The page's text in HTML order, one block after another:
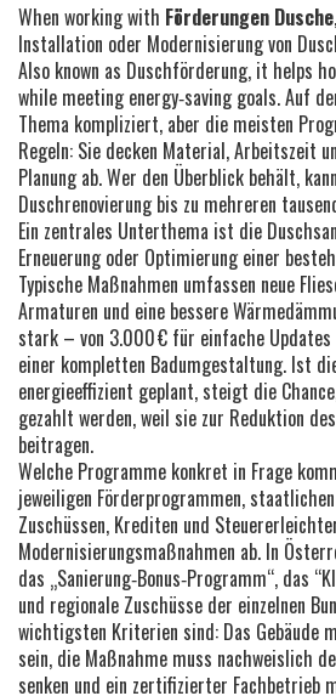
When working with Förderungen Dusche,
Installation oder Modernisierung von
Also known as Duschförderung, it helps
while meeting energy‑saving goals.Auf
Thema kompliziert, aber die meisten
Regeln: Sie decken Material, Arbeitszeit
Planung ab. Wer den Überblick behält,
Duschrenovierung bis zu mehreren
Ein zentrales Unterthema ist die
Erneuerung oder Optimierung einer
Typische Maßnahmen umfassen neue
Armaturen und eine bessere
stark – von 3.000 € für einfache
einer kompletten Badumgestaltung. Ist
energieeffizient geplant, steigt die
gezahlt werden, weil sie zur Reduktion
beitragen.
Welche Programme konkret in Frage
jeweiligen Förderprogrammen,
Zuschüssen, Krediten und
Modernisierungsmaßnahmen ab. In
das „Sanierung‑Bonus‑Programm“, das
und regionale Zuschüsse der einzelnen
wichtigsten Kriterien sind: Das Gebäude
sein, die Maßnahme muss nachweislich
senken und ein zertifizierter Fachbetrieb